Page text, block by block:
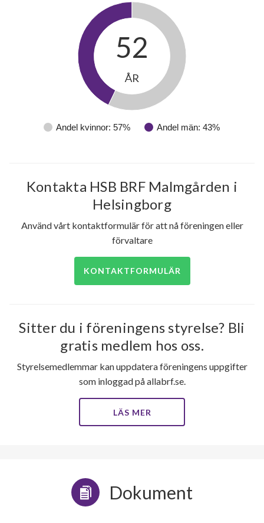
Andel kvinnor: 57% Andel män: 43%
52
ÅR
Kontakta HSB BRF Malmgården i
Helsingborg
Använd vårt kontaktformulär för att nå föreningen eller
förvaltare
KONTAKTFORMULÄR
Sitter du i föreningens styrelse? Bli
gratis medlem hos oss.
Styrelsemedlemmar kan uppdatera föreningens uppgifter
som inloggad på allabrf.se.
LÄS MER
Dokument